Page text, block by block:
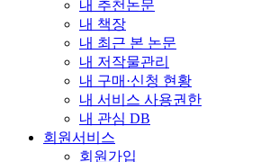
내 추천논문
내 책장
내 최근 본 논문
내 저작물관리
내 구매·신청 현황
내 서비스 사용권한
내 관심 DB
회원서비스
회원가입